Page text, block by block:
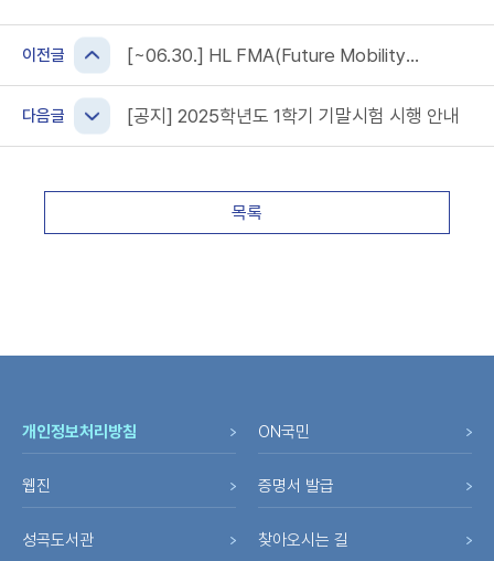
이전글
[~06.30.] HL FMA(Future Mobility
다음글 [공지] 2025학년도 1학기 기말시험 시행 안내
목록
개인정보처리방침 ON국민
웹진 증명서 발급
성곡도서관 찾아오시는 길